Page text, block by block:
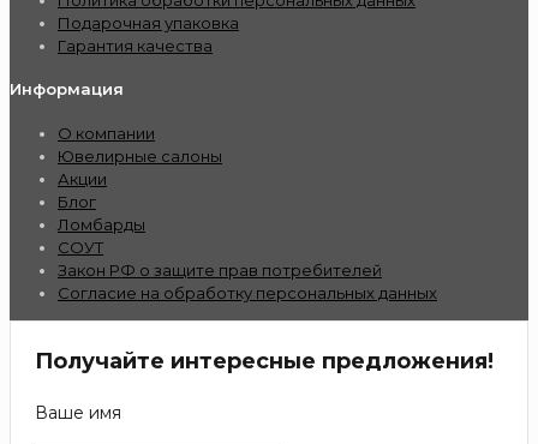
Подарочная упаковка
Гарантия качества
Информация
О компании
Ювелирные салоны
Акции
Блог
Ломбарды
СОУТ
Закон РФ о защите прав потребителей
Согласие на обработку персональных данных
Получайте интересные предложения!
Ваше имя